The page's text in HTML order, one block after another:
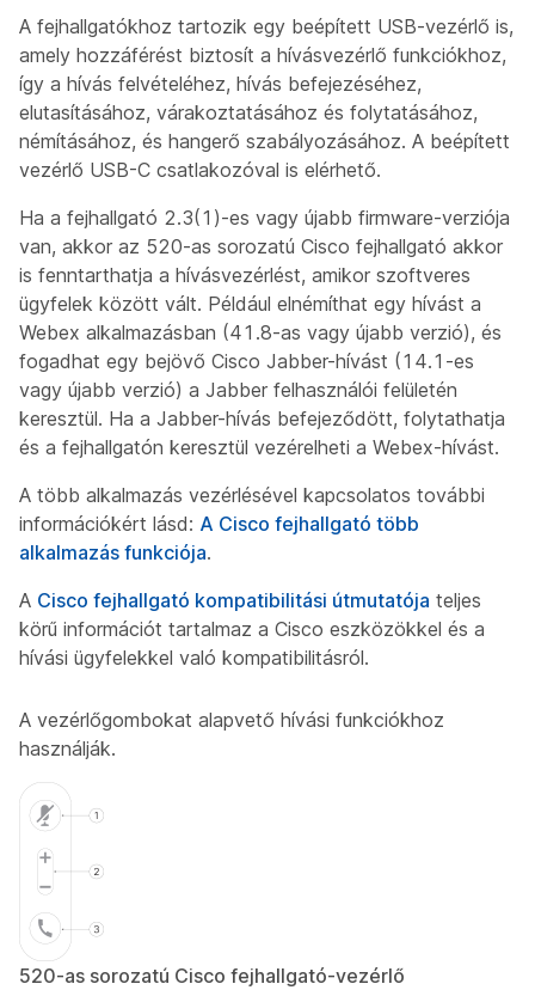
A fejhallgatókhoz tartozik egy beépített USB-vezérlő is,
amely hozzáférést biztosít a hívásvezérlő funkciókhoz,
így a hívás felvételéhez, hívás befejezéséhez,
elutasításához, várakoztatásához és folytatásához,
némításához, és hangerő szabályozásához. A beépített
vezérlő USB-C csatlakozóval is elérhető.
Ha a fejhallgató 2.3(1)-es vagy újabb firmware-verziója
van, akkor az 520-as sorozatú Cisco fejhallgató akkor
is fenntarthatja a hívásvezérlést, amikor szoftveres
ügyfelek között vált. Például elnémíthat egy hívást a
Webex alkalmazásban (41.8-as vagy újabb verzió), és
fogadhat egy bejövő Cisco Jabber-hívást (14.1-es
vagy újabb verzió) a Jabber felhasználói felületén
keresztül. Ha a Jabber-hívás befejeződött, folytathatja
és a fejhallgatón keresztül vezérelheti a Webex-hívást.
A több alkalmazás vezérlésével kapcsolatos további
információkért lásd: A Cisco fejhallgató több
alkalmazás funkciója.
A Cisco fejhallgató kompatibilitási útmutatója teljes
körű információt tartalmaz a Cisco eszközökkel és a
hívási ügyfelekkel való kompatibilitásról.
A vezérlőgombokat alapvető hívási funkciókhoz
használják.
520-as sorozatú Cisco fejhallgató-vezérlő